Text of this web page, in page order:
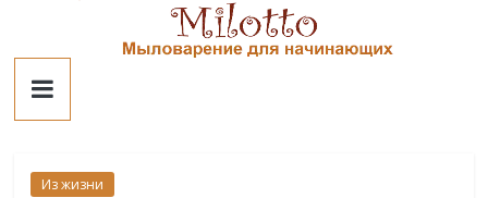
contentМилотто
Из жизни